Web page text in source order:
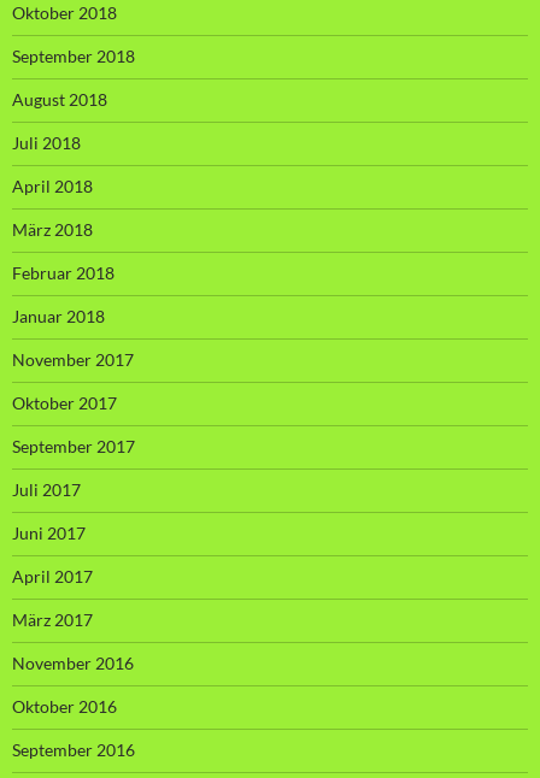
Oktober 2018
September 2018
August 2018
Juli 2018
April 2018
März 2018
Februar 2018
Januar 2018
November 2017
Oktober 2017
September 2017
Juli 2017
Juni 2017
April 2017
März 2017
November 2016
Oktober 2016
September 2016